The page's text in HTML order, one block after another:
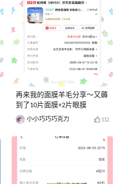
再来我的面膜羊毛分享～又薅
到了10片面膜+2片眼膜
小小巧巧巧克力 112